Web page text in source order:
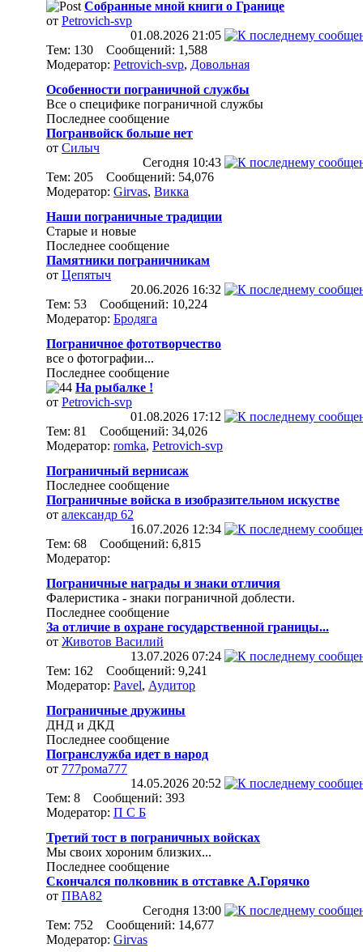
Собранные мной книги о Границе
от Petrovich-svp
01.08.2026 21:05
Тем: 130 Сообщений: 1,588
Модератор: Petrovich-svp, Довольная
Особенности пограничной службы
Все о специфике пограничной службы
Последнее сообщение
Погранвойск больше нет
от Силыч
Сегодня 10:43
Тем: 205 Сообщений: 54,076
Модератор: Girvas, Викка
Наши пограничные традиции
Старые и новые
Последнее сообщение
Памятники пограничникам
от Цепятыч
20.06.2026 16:32
Тем: 53 Сообщений: 10,224
Модератор: Бродяга
Пограничное фототворчество
все о фотографии...
Последнее сообщение
На рыбалке !
от Petrovich-svp
01.08.2026 17:12
Тем: 81 Сообщений: 34,026
Модератор: romka, Petrovich-svp
Пограничный вернисаж
Последнее сообщение
Пограничные войска в изобразительном искустве
от александр 62
16.07.2026 12:34
Тем: 68 Сообщений: 6,815
Модератор:
Пограничные награды и знаки отличия
Фалеристика - знаки пограничной доблести.
Последнее сообщение
За отличие в охране государственной границы...
от Животов Василий
13.07.2026 07:24
Тем: 162 Сообщений: 9,241
Модератор: Pavel, Аудитор
Пограничные дружины
ДНД и ДКД
Последнее сообщение
Погранслужба идет в народ
от 777рома777
14.05.2026 20:52
Тем: 8 Сообщений: 393
Модератор: П С Б
Третий тост в пограничных войсках
Мы своих хороним близких...
Последнее сообщение
Скончался полковник в отставке А.Горячко
от ПВА82
Сегодня 13:00
Тем: 752 Сообщений: 14,677
Модератор: Girvas